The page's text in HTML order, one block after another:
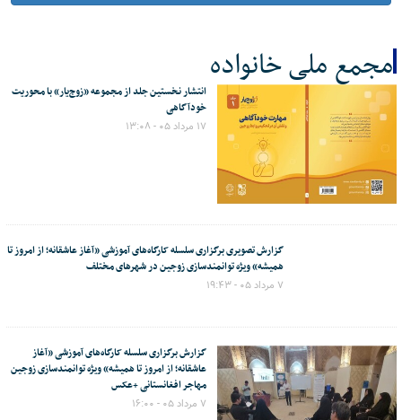
مجمع ملی خانواده
کل اخبار:158
انتشار نخستین جلد از مجموعه «زوج‌یار» با محوریت
خودآگاهی
۱۷ مرداد ۰۵ - ۱۳:۰۸
گزارش تصویری برگزاری سلسله کارگاه‌های آموزشی «آغاز عاشقانه؛ از امروز تا
همیشه» ویژه توانمندسازی زوجین در شهرهای مختلف
۷ مرداد ۰۵ - ۱۹:۴۳
گزارش برگزاری سلسله کارگاه‌های آموزشی «آغاز
عاشقانه؛ از امروز تا همیشه» ویژه توانمندسازی زوجین
مهاجر افغانستانی +عکس
۷ مرداد ۰۵ - ۱۶:۰۰